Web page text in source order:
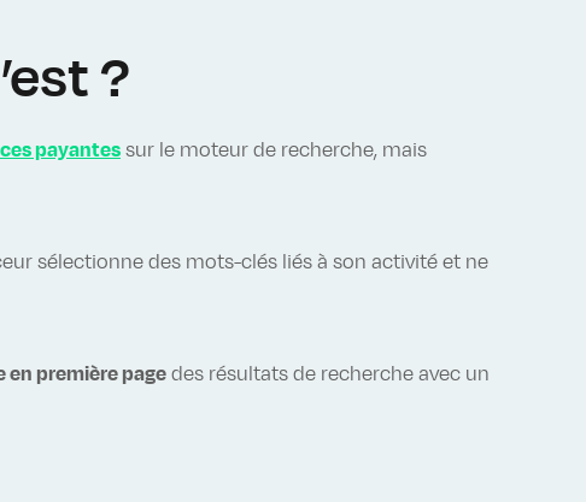
?
payantessur le moteur de recherche, mais
sélectionne des mots-clés liés à son activité et ne
première pagedes résultats de recherche avec un